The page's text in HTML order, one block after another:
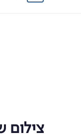
צילום